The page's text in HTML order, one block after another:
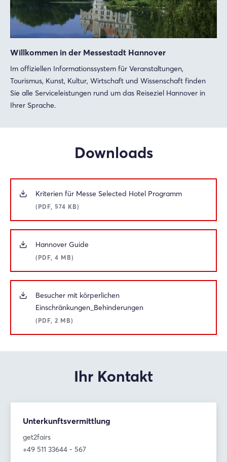
Willkommen in der Messestadt Hannover
Im offiziellen Informationssystem für Veranstaltungen,
Tourismus, Kunst, Kultur, Wirtschaft und Wissenschaft finden
Sie alle Serviceleistungen rund um das Reiseziel Hannover in
Ihrer Sprache.
Downloads
Kriterien für Messe Selected Hotel Programm
(PDF, 574 KB)
Hannover Guide
(PDF, 4 MB)
Besucher mit körperlichen
Einschränkungen_Behinderungen
(PDF, 2 MB)
Ihr Kontakt
Unterkunftsvermittlung
get2fairs
+49 511 33644 - 567